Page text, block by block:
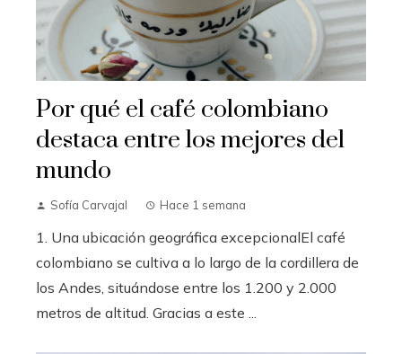
Por qué el café colombiano
destaca entre los mejores del
mundo
Sofía Carvajal Hace 1 semana
1. Una ubicación geográfica excepcionalEl café
colombiano se cultiva a lo largo de la cordillera de
los Andes, situándose entre los 1.200 y 2.000
metros de altitud. Gracias a este ...